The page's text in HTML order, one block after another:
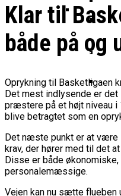
Klar til
både på og
Oprykning til Basketligaen
Det mest indlysende er
præstere på et højt niveau
blive betragtet som en
Det næste punkt er at
krav, der hører med til det
Disse er både
personalemæssige.
Vejen kan nu sætte flueben